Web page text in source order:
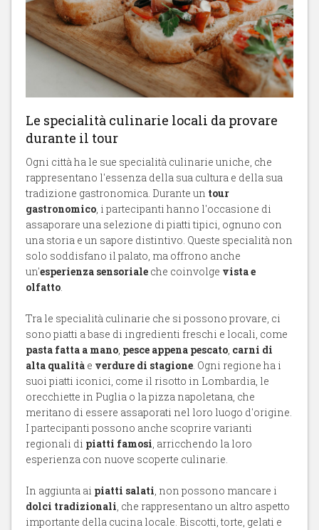
Le specialità culinarie locali da provare
durante il tour
Ogni città ha le sue specialità culinarie uniche, che
rappresentano l'essenza della sua cultura e della sua
tradizione gastronomica. Durante un tour
gastronomico , i partecipanti hanno l'occasione di
assaporare una selezione di piatti tipici, ognuno con
una storia e un sapore distintivo. Queste specialità non
solo soddisfano il palato, ma offrono anche
un'esperienza sensoriale che coinvolge vista e
olfatto
Tra le specialità culinarie che si possono provare, ci
sono piatti a base di ingredienti freschi e locali, come
pasta fatta a mano pesce appena pescato carni di
alta qualità e verdure di stagione . Ogni regione ha i
suoi piatti iconici, come il risotto in Lombardia, le
orecchiette in Puglia o la pizza napoletana, che
meritano di essere assaporati nel loro luogo d'origine.
I partecipanti possono anche scoprire varianti
regionali di piatti famosi , arricchendo la loro
esperienza con nuove scoperte culinarie.
In aggiunta ai piatti salati , non possono mancare i
dolci tradizionali , che rappresentano un altro aspetto
importante della cucina locale. Biscotti, torte, gelati e